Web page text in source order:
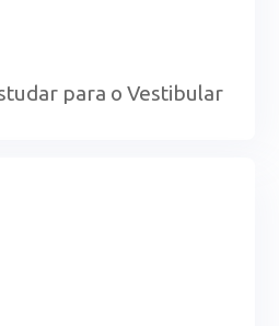
para o Vestibular